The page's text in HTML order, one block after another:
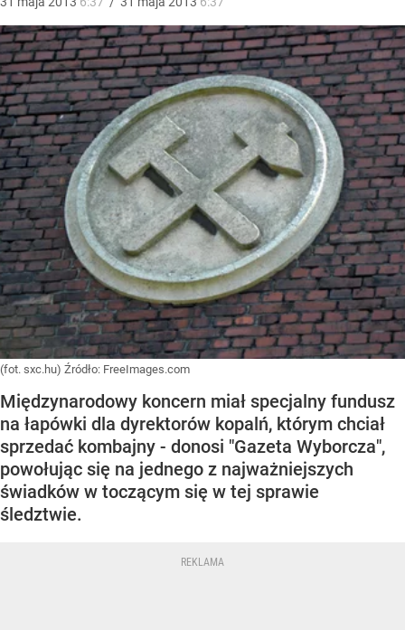
(fot. sxc.hu) Źródło: FreeImages.com
Międzynarodowy koncern miał specjalny fundusz
na łapówki dla dyrektorów kopalń, którym chciał
sprzedać kombajny - donosi "Gazeta Wyborcza",
powołując się na jednego z najważniejszych
świadków w toczącym się w tej sprawie
śledztwie.